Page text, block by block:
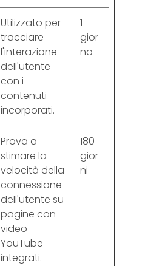
Utilizzato per
tracciare
l'interazione
dell'utente
con i
contenuti
incorporati.
1
gior
no
Prova a
stimare la
velocità della
connessione
dell'utente su
pagine con
video
YouTube
integrati.
180
gior
ni